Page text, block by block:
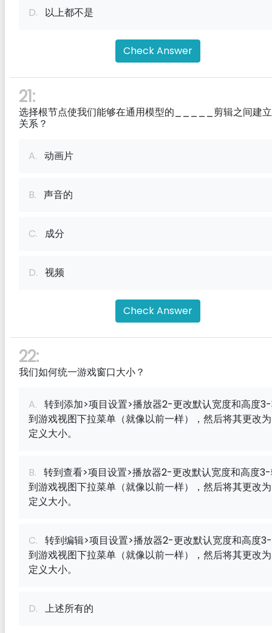
D. 以上都不是
Check Answer
21:
选择根节点使我们能够在通用模型的_____剪辑之间建
关系？
A. 动画片
B. 声音的
C. 成分
D. 视频
Check Answer
22:
我们如何统一游戏窗口大小？
A. 转到添加>项目设置>播放器2-更改默认宽度和高度
到游戏视图下拉菜单（就像以前一样），然后将其更改
定义大小。
B. 转到查看>项目设置>播放器2-更改默认宽度和高度
到游戏视图下拉菜单（就像以前一样），然后将其更改
定义大小。
C. 转到编辑>项目设置>播放器2-更改默认宽度和高度
到游戏视图下拉菜单（就像以前一样），然后将其更改
定义大小。
D. 上述所有的